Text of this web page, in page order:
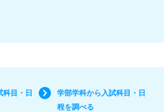
科目・日
学部学科から入試科目・日
程を調べる